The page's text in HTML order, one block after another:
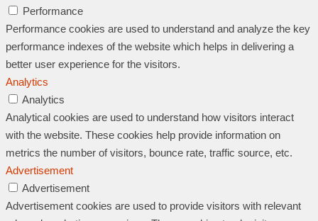
Performance
Performance cookies are used to understand and analyze the key
performance indexes of the website which helps in delivering a
better user experience for the visitors.
Analytics
Analytics
Analytical cookies are used to understand how visitors interact
with the website. These cookies help provide information on
metrics the number of visitors, bounce rate, traffic source, etc.
Advertisement
Advertisement
Advertisement cookies are used to provide visitors with relevant